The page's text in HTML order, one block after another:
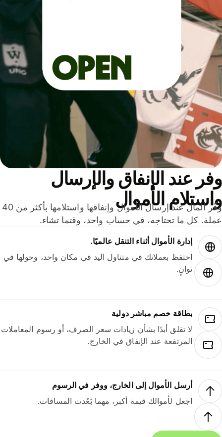
عند الإنفاق والإرسال
الأموال
وفّر المال عند إرسال الأموال وإنفاقها واستلامها بأكثر من 40
كل ما تحتاجه، في حساب واحد، وقتما تشاء.
إدارة الأموال أثناء التنقل عالميًا.
احتفظ بعملاتك في متناول اليد في مكان واحد، وحولها في
ثوانٍ.
بطاقة خصم مباشر دولية
لا تقلق أبدًا بشأن زيادات سعر الصرف، أو رسوم المعاملات
المرتفعة عند الإنفاق في الخارج.
أرسل الأموال إلى الخارج، ووفر في الرسوم
اجعل لأموالك قيمة أكبر، مهما بَعُدت المسافات.